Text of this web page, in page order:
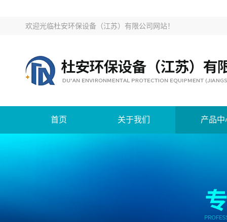
欢迎光临杜安环保设备（江苏）有限公司网站！
首页 关于我们 产品中